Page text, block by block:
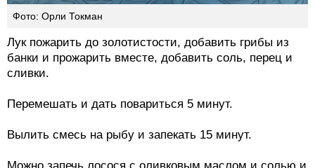
Фото: Орли Токман
Лук пожарить до золотистости, добавить грибы из
банки и прожарить вместе, добавить соль, перец и
сливки.
Перемешать и дать повариться 5 минут.
Вылить смесь на рыбу и запекать 15 минут.